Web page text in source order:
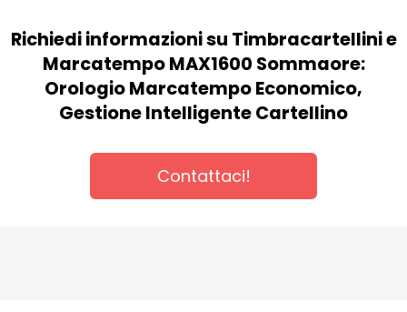
Richiedi informazioni su Timbracartellini e
Marcatempo MAX1600 Sommaore:
Orologio Marcatempo Economico,
Gestione Intelligente Cartellino
Contattaci!